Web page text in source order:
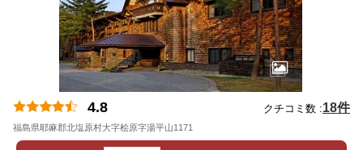
4.8 クチコミ数 :18件
福島県耶麻郡北塩原村大字桧原字湯平山1171